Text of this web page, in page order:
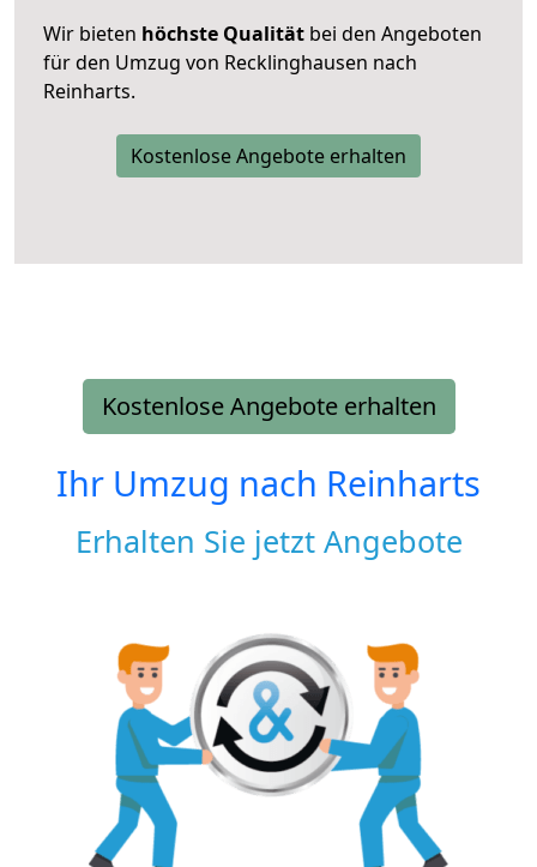
Wir bieten höchste Qualität bei den Angeboten
für den Umzug von Recklinghausen nach
Reinharts.
Kostenlose Angebote erhalten
Kostenlose Angebote erhalten
Ihr Umzug nach Reinharts
Erhalten Sie jetzt Angebote